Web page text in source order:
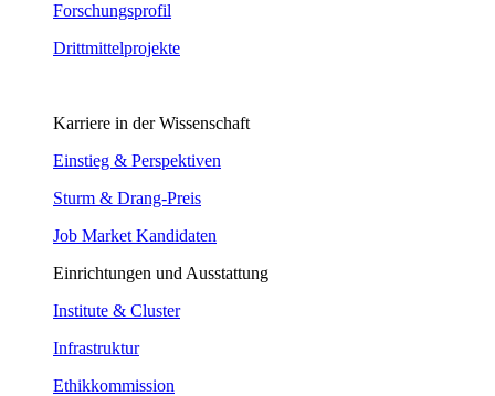
Forschungsprofil
Drittmittelprojekte
Karriere in der Wissenschaft
Einstieg & Perspektiven
Sturm & Drang-Preis
Job Market Kandidaten
Einrichtungen und Ausstattung
Institute & Cluster
Infrastruktur
Ethikkommission